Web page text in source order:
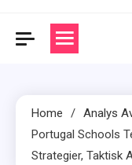
Home
Analys
Portugal Schools
Strategier, Taktisk